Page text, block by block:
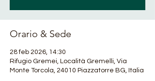
Orario & Sede
28 feb 2026, 14:30
Rifugio Gremei, Località Gremelli, Via
Monte Torcola, 24010 Piazzatorre BG, Italia